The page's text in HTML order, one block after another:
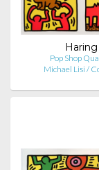
Haring
Pop Shop
Michael Lisi /